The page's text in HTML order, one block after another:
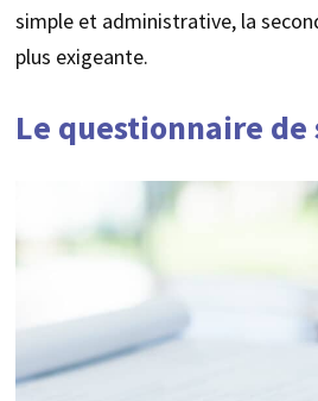
simple et administrative, la
plus exigeante.
Le questionnaire de